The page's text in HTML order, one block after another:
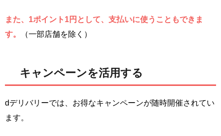
また、1ポイント1円として、支払いに使うこともできま
す。
（一部店舗を除く）
キャンペーンを活用する
dデリバリーでは、お得なキャンペーンが随時開催されてい
ます。